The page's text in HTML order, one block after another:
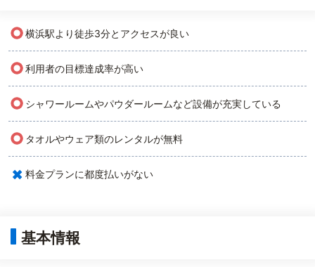
○横浜駅より徒歩3分とアクセスが良い
○利用者の目標達成率が高い
○ シャワールームやパウダールームなど設備が充実している
○ タオルやウェア類のレンタルが無料
× 料金プランに都度払いがない
基本情報